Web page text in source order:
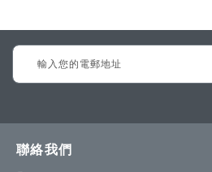
Sign
Up
聯絡我們